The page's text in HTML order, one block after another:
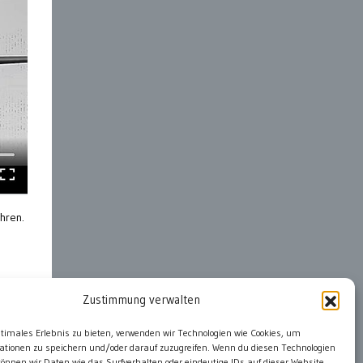
Zustimmung verwalten
Erlebnis zu bieten, verwenden wir Technologien wie Cookies, um
zu speichern und/oder darauf zuzugreifen. Wenn du diesen Technologien